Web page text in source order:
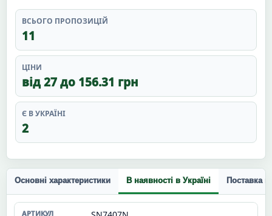
ВСЬОГО ПРОПОЗИЦІЙ
11
ЦІНИ
від 27 до 156.31 грн
Є В УКРАЇНІ
2
Основні характеристики В наявності в Україні Поставка